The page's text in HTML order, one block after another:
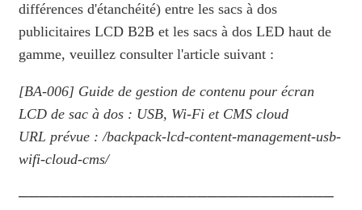
différences d'étanchéité) entre les sacs à dos
publicitaires LCD B2B et les sacs à dos LED haut de
gamme, veuillez consulter l'article suivant :
[BA-006] Guide de gestion de contenu pour écran
LCD de sac à dos : USB, Wi-Fi et CMS cloud
URL prévue : /backpack-lcd-content-management-usb-
wifi-cloud-cms/
──────────────────────────────